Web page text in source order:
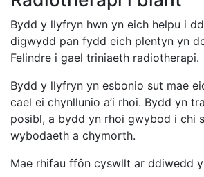
Bydd y llyfryn hwn yn eich helpu i
digwydd pan fydd eich plentyn yn
Felindre i gael triniaeth radiotherapi.
Bydd y llyfryn yn esbonio sut mae
cael ei chynllunio a’i rhoi. Bydd yn
posibl, a bydd yn rhoi gwybod i chi
wybodaeth a chymorth.
Mae rhifau ffôn cyswllt ar ddiwedd